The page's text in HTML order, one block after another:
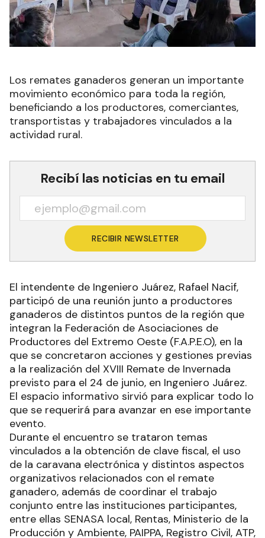
Los remates ganaderos generan un importante
movimiento económico para toda la región,
beneficiando a los productores, comerciantes,
transportistas y trabajadores vinculados a la
actividad rural.
Recibí las noticias en tu email
RECIBIR NEWSLETTER
El intendente de Ingeniero Juárez, Rafael Nacif,
participó de una reunión junto a productores
ganaderos de distintos puntos de la región que
integran la Federación de Asociaciones de
Productores del Extremo Oeste (F.A.P.E.O), en la
que se concretaron acciones y gestiones previas
a la realización del XVIII Remate de Invernada
previsto para el 24 de junio, en Ingeniero Juárez.
El espacio informativo sirvió para explicar todo lo
que se requerirá para avanzar en ese importante
evento.
Durante el encuentro se trataron temas
vinculados a la obtención de clave fiscal, el uso
de la caravana electrónica y distintos aspectos
organizativos relacionados con el remate
ganadero, además de coordinar el trabajo
conjunto entre las instituciones participantes,
entre ellas SENASA local, Rentas, Ministerio de la
Producción y Ambiente, PAIPPA, Registro Civil, ATP,